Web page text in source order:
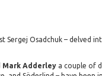
Sergej Osadchuk – delved
Mark Adderley a couple of